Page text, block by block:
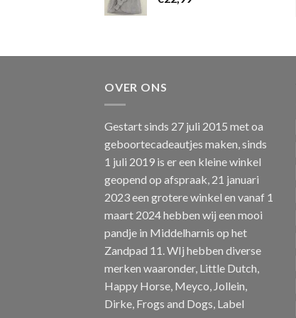
OVER ONS
Gestart sinds 27 juli 2015 met oa
geboortecadeautjes maken, sinds
1 juli 2019 is er een kleine winkel
geopend op afspraak, 21 januari
2023 een grotere winkel en vanaf 1
maart 2024 hebben wij een mooi
pandje in Middelharnis op het
Zandpad 11. WIj hebben diverse
merken waaronder, Little Dutch,
Happy Horse, Meyco, Jollein,
Dirke, Frogs and Dogs, Label